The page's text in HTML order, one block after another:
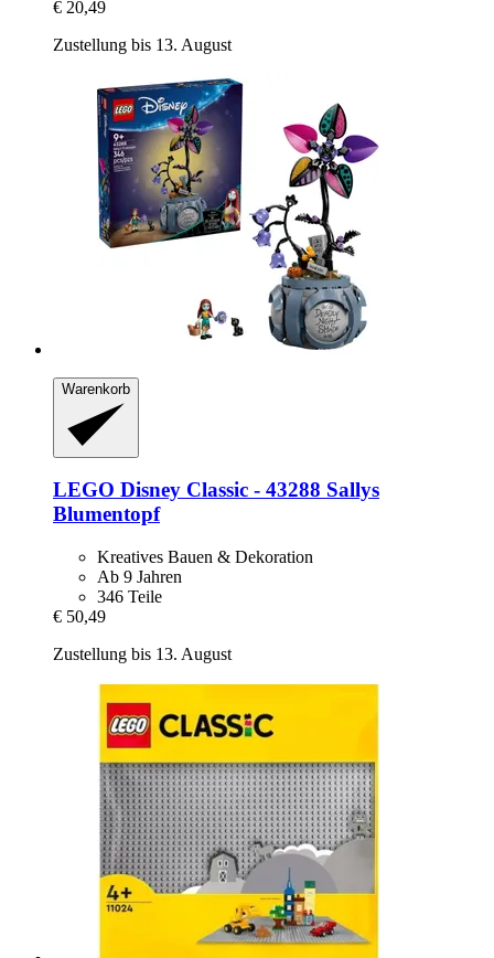
€ 20,49
Zustellung bis 13. August
Warenkorb
LEGO Disney Classic -​ 43288 Sallys
Blumentopf
Kreatives Bauen & Dekoration
Ab 9 Jahren
346 Teile
€ 50,49
Zustellung bis 13. August